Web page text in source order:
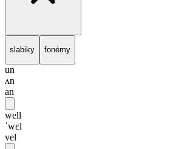
slabiky fonémy
un
ʌn
an
well
ˈwɛl
vel